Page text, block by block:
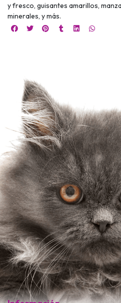
y fresco, guisantes amarillos,
minerales, y más.